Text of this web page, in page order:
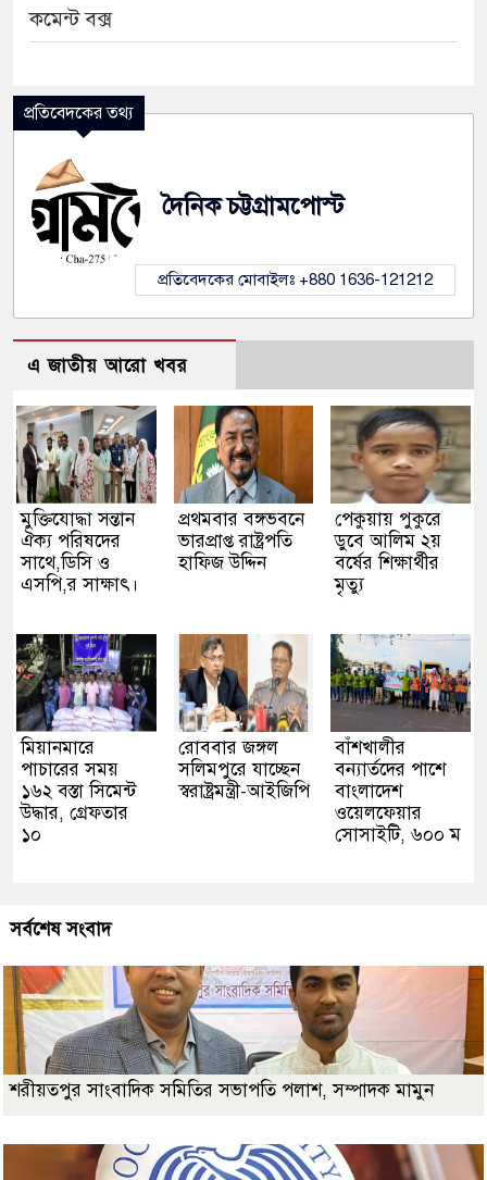
কমেন্ট বক্স
প্রতিবেদকের তথ্য
দৈনিক চট্টগ্রামপোস্ট
প্রতিবেদকের মোবাইলঃ +880 1636-121212
এ জাতীয় আরো খবর
মুক্তিযোদ্ধা সন্তান
ঐক্য পরিষদের
সাথে,ডিসি ও
এসপি,র সাক্ষাৎ।
প্রথমবার বঙ্গভবনে
ভারপ্রাপ্ত রাষ্ট্রপতি
হাফিজ উদ্দিন
পেকুয়ায় পুকুরে
ডুবে আলিম ২য়
বর্ষের শিক্ষার্থীর
মৃত্যু
মিয়ানমারে
পাচারের সময়
১৬২ বস্তা সিমেন্ট
উদ্ধার, গ্রেফতার
১০
রোববার জঙ্গল
সলিমপুরে যাচ্ছেন
স্বরাষ্ট্রমন্ত্রী-আইজিপি
বাঁশখালীর
বন্যার্তদের পাশে
বাংলাদেশ
ওয়েলফেয়ার
সোসাইটি, ৬০০ ম
সর্বশেষ সংবাদ
শরীয়তপুর সাংবাদিক সমিতির সভাপতি পলাশ, সম্পাদক মামুন